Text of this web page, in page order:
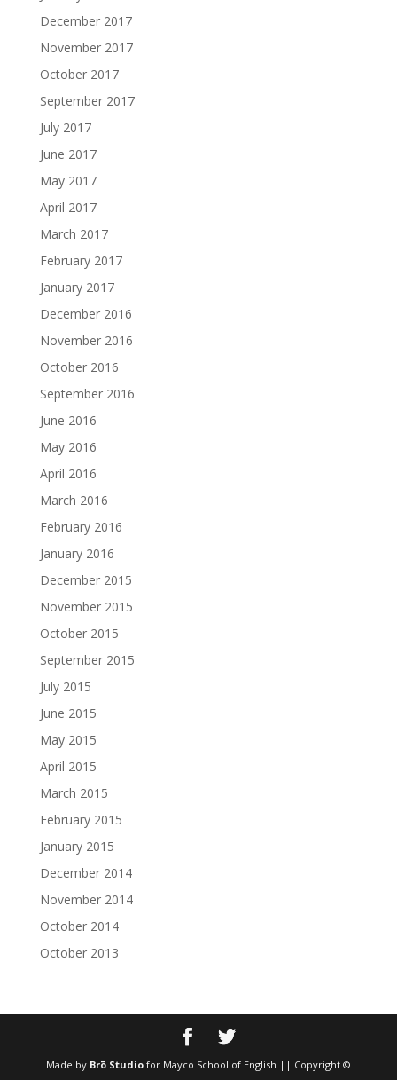
December 2017
November 2017
October 2017
September 2017
July 2017
June 2017
May 2017
April 2017
March 2017
February 2017
January 2017
December 2016
November 2016
October 2016
September 2016
June 2016
May 2016
April 2016
March 2016
February 2016
January 2016
December 2015
November 2015
October 2015
September 2015
July 2015
June 2015
May 2015
April 2015
March 2015
February 2015
January 2015
December 2014
November 2014
October 2014
October 2013
Made by Brō Studiofor Mayco School of English || Copyright ©